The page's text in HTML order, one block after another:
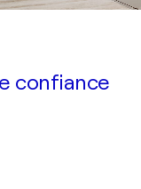
confiance